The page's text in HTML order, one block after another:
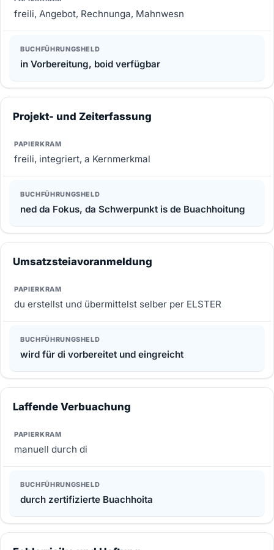
freili, Angebot, Rechnunga, Mahnwesn
in Vorbereitung, boid verfügbar
Projekt- und Zeiterfassung
freili, integriert, a Kernmerkmal
ned da Fokus, da Schwerpunkt is de Buachhoitung
Umsatzsteiavoranmeldung
du erstellst und übermittelst selber per ELSTER
wird für di vorbereitet und eingreicht
Laffende Verbuachung
manuell durch di
durch zertifizierte Buachhoita